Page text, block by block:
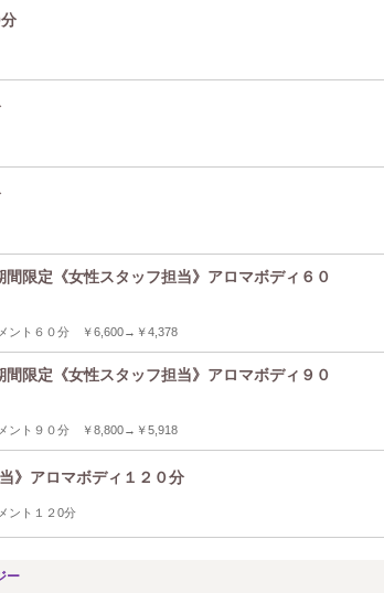
間限定《女性スタッフ担当》アロマボディ６０
ント６０分 ￥6,600→￥4,378
間限定《女性スタッフ担当》アロマボディ９０
ント９０分 ￥8,800→￥5,918
》アロマボディ１２０分
ント１２0分
ー